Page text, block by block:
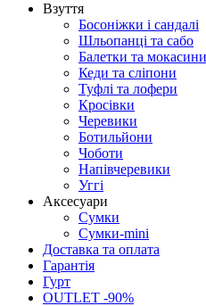
Взуття
Босоніжки і сандалі
Шльопанці та сабо
Балетки та мокасини
Кеди та сліпони
Туфлі та лофери
Кросівки
Черевики
Ботильйони
Чоботи
Напівчеревики
Уггі
Аксесуари
Сумки
Сумки-mini
Доставка та оплата
Гарантія
Гурт
OUTLET -90%